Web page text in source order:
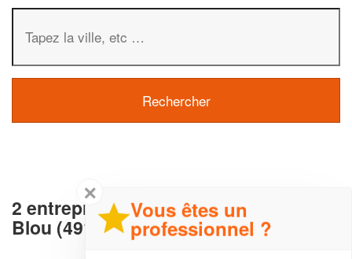
2 entreprises dezinguerie et toiture à
Blou (49160)
✕
Vous êtes un
professionnel ?